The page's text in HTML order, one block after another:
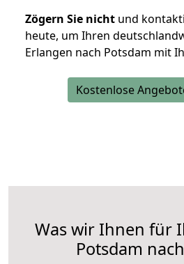
Zögern Sie nicht und
heute, um Ihren
Erlangen nach Potsdam mit
Kostenlose
Was wir Ihnen für
Potsdam